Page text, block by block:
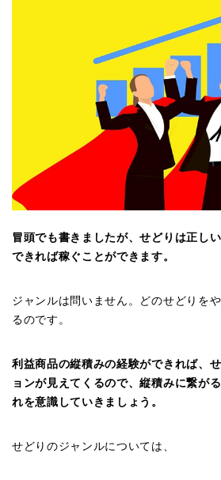
冒頭でも書きましたが、せどりは正し
できれば稼ぐことができます。
ジャンルは問いません。どのせどりを
るのです。
利益商品の縦積みの経験ができれば、
ョンが見えてくるので、縦積みに繋が
れを意識していきましょう。
せどりのジャンルについては、